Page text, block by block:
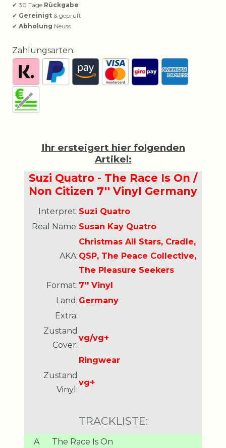
✔ 30 Tage Rückgabe
✔ Gereinigt & geprüft
✔ Abholung Neuss
Zahlungsarten:
Ihr ersteigert hier folgenden
Artikel:
Suzi Quatro - The Race Is On /
Non Citizen 7'' Vinyl Germany
Interpret: Suzi Quatro
Real Name: Susan Kay Quatro
AKA:
Christmas All Stars, Cradle,
QSP, The Peace Collective,
The Pleasure Seekers
Format: 7'' Vinyl
Land: Germany
Extra:
Zustand
Cover:
vg/vg+
Ringwear
Zustand
Vinyl:
vg+
TRACKLISTE:
A The Race Is On